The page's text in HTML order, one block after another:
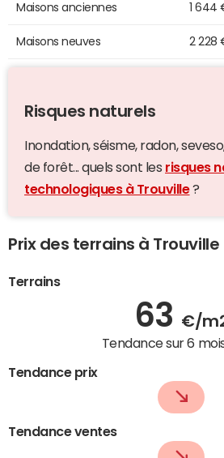
Maisons anciennes 1 644
Maisons neuves 2 228
Risques naturels
Inondation, séisme, radon,
de forêt... quels sont les risques
technologiques à Trouville?
Prix des terrains à Trouville
Terrains
63 €/
Tendance sur 6
Tendance prix
Tendance ventes